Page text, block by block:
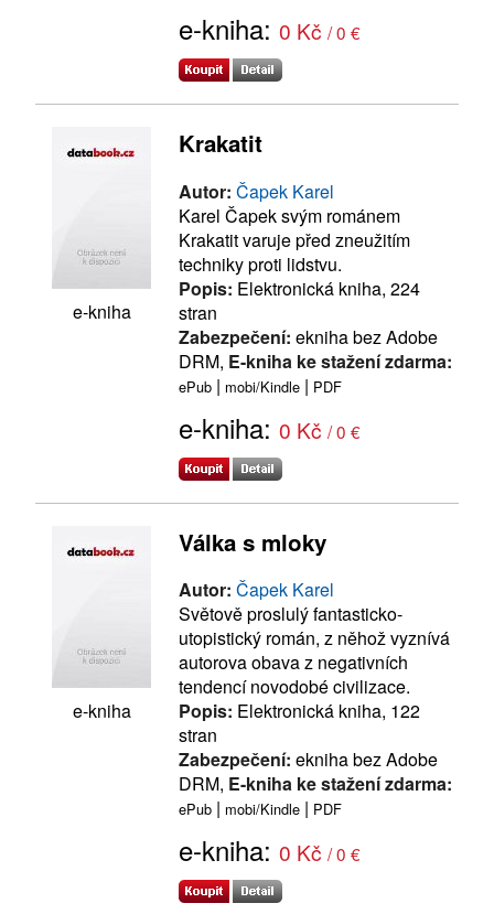
e-kniha: 0 Kč / 0 €
e-kniha
Krakatit
Autor: Čapek Karel
Karel Čapek svým románem
Krakatit varuje před zneužitím
techniky proti lidstvu.
Popis: Elektronická kniha, 224
stran
Zabezpečení: ekniha bez Adobe
DRM, E-kniha ke stažení zdarma:
ePub | mobi/Kindle | PDF
e-kniha: 0 Kč / 0 €
e-kniha
Válka s mloky
Autor: Čapek Karel
Světově proslulý fantasticko-
utopistický román, z něhož vyznívá
autorova obava z negativních
tendencí novodobé civilizace.
Popis: Elektronická kniha, 122
stran
Zabezpečení: ekniha bez Adobe
DRM, E-kniha ke stažení zdarma:
ePub | mobi/Kindle | PDF
e-kniha: 0 Kč / 0 €